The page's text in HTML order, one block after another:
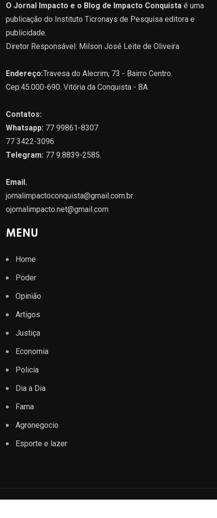
O Jornal Impacto e o Blog de Impacto Conquista é uma
publicação do Instituto Ticronays de Pesquisa editora e
publicidade.
Diretor Responsável: Milson José Leite de Oliveira
Endereço:Travesa do Alecrim, 73 - Bairro Centro.
Cep.45.000-690. Vitória da Conquista - BA
Contatos:
Whatsapp: 77 99861-8307
77 3422-3096
Telegram: 77 9.8839-2585.
Email.
jornalimpactoconquista@gmail.com.br.
ojornalimpacto.net@gmail.com
MENU
Home
Poder
Opinião
Artigos
Justiça
Economia
Policia
Dia a Dia
Fama
Agronegocio
Esporte e lazer